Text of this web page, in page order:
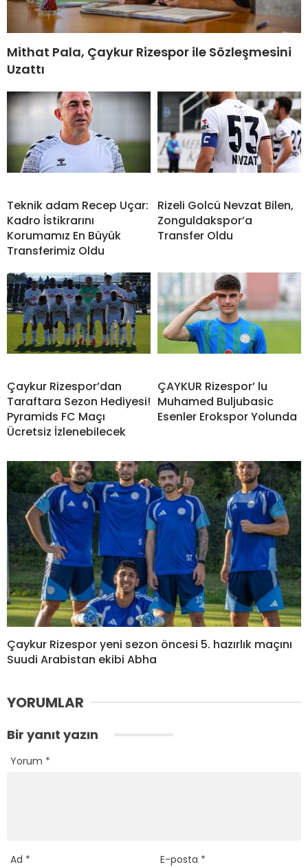
Mithat Pala, Çaykur Rizespor ile Sözleşmesini
Uzattı
Teknik adam Recep Uçar:
Kadro İstikrarını
Korumamız En Büyük
Transferimiz Oldu
Rizeli Golcü Nevzat Bilen,
Zonguldakspor’a
Transfer Oldu
Çaykur Rizespor’dan
Taraftara Sezon Hediyesi!
Pyramids FC Maçı
Ücretsiz İzlenebilecek
ÇAYKUR Rizespor’ lu
Muhamed Buljubasic
Esenler Erokspor Yolunda
Çaykur Rizespor yeni sezon öncesi 5. hazırlık maçını
Suudi Arabistan ekibi Abha
YORUMLAR
Bir yanıt yazın
Yorum *
Ad * E-posta *